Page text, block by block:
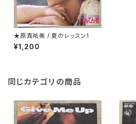
★原真祐美 / 夏のレッスン1
¥1,200
同じカテゴリの商品